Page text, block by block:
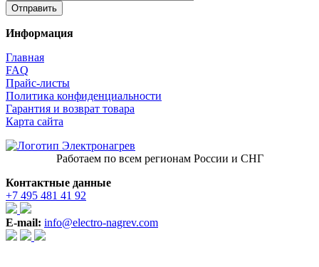
Информация
Главная
FAQ
Прайс-листы
Политика конфиденциальности
Гарантия и возврат товара
Карта сайта
Работаем по всем регионам России и СНГ
Контактные данные
+7 495 481 41 92
E-mail: info@electro-nagrev.com